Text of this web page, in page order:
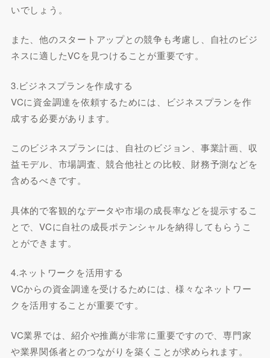
いでしょう。
また、他のスタートアップとの競争も考慮し、自社のビジ
ネスに適したVCを見つけることが重要です。
3.ビジネスプランを作成する
VCに資金調達を依頼するためには、ビジネスプランを作
成する必要があります。
このビジネスプランには、自社のビジョン、事業計画、収
益モデル、市場調査、競合他社との比較、財務予測などを
含めるべきです。
具体的で客観的なデータや市場の成長率などを提示するこ
とで、VCに自社の成長ポテンシャルを納得してもらうこ
とができます。
4.ネットワークを活用する
VCからの資金調達を受けるためには、様々なネットワー
クを活用することが重要です。
VC業界では、紹介や推薦が非常に重要ですので、専門家
や業界関係者とのつながりを築くことが求められます。